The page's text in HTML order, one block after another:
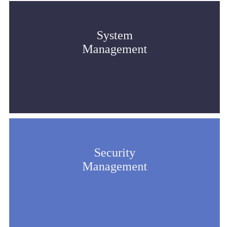
System
Management
Security
Management